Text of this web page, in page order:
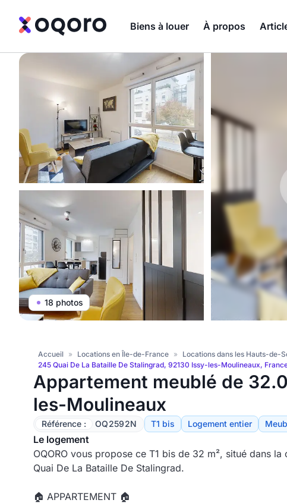
Biens à louer À propos
18 photos
Accueil » Locations en Île-de-France » Locations dans les Hauts-de-
245 Quai De La Bataille De Stalingrad, 92130 Issy-les-Moulineaux,
Appartement meublé de
les-Moulineaux
Référence : OQ2592N T1 bis Logement entier
Le logement
OQORO vous propose ce T1 bis de 32 m², situé dans
Quai De La Bataille De Stalingrad.
🏠 APPARTEMENT 🏠